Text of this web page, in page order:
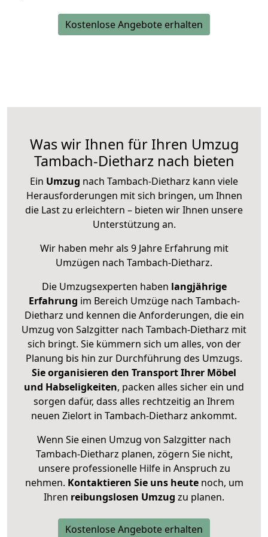
Kostenlose Angebote erhalten
Was wir Ihnen für Ihren Umzug
Tambach-Dietharz nach bieten
Ein Umzug nach Tambach-Dietharz kann viele
Herausforderungen mit sich bringen, um Ihnen
die Last zu erleichtern – bieten wir Ihnen unsere
Unterstützung an.
Wir haben mehr als 9 Jahre Erfahrung mit
Umzügen nach Tambach-Dietharz.
Die Umzugsexperten haben langjährige
Erfahrung im Bereich Umzüge nach Tambach-
Dietharz und kennen die Anforderungen, die ein
Umzug von Salzgitter nach Tambach-Dietharz mit
sich bringt. Sie kümmern sich um alles, von der
Planung bis hin zur Durchführung des Umzugs.
Sie organisieren den Transport Ihrer Möbel
und Habseligkeiten, packen alles sicher ein und
sorgen dafür, dass alles rechtzeitig an Ihrem
neuen Zielort in Tambach-Dietharz ankommt.
Wenn Sie einen Umzug von Salzgitter nach
Tambach-Dietharz planen, zögern Sie nicht,
unsere professionelle Hilfe in Anspruch zu
nehmen. Kontaktieren Sie uns heutenoch, um
Ihren reibungslosen Umzug zu planen.
Kostenlose Angebote erhalten